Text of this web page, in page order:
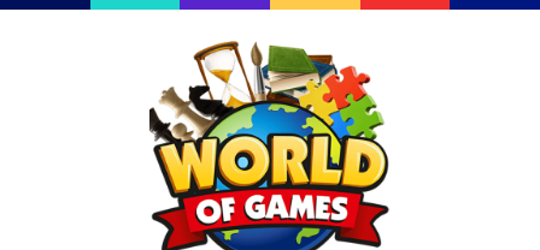
Επιτραπέζια
Παζλ
Παιχνίδια Καρτών